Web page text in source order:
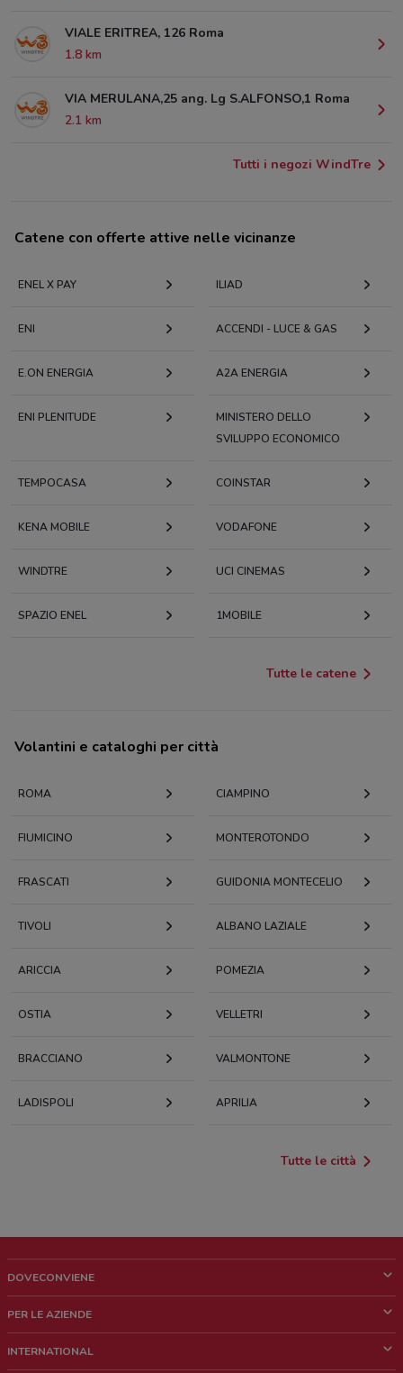
VIALE ERITREA, 126 Roma
1.8 km
VIA MERULANA,25 ang. Lg S.ALFONSO,1 Roma
2.1 km
Tutti i negozi WindTre
Catene con offerte attive nelle vicinanze
ENEL X PAY ILIAD
ENI ACCENDI - LUCE & GAS
E.ON ENERGIA A2A ENERGIA
ENI PLENITUDE
MINISTERO DELLO
SVILUPPO ECONOMICO
TEMPOCASA COINSTAR
KENA MOBILE VODAFONE
WINDTRE UCI CINEMAS
SPAZIO ENEL 1MOBILE
Tutte le catene
Volantini e cataloghi per città
ROMA CIAMPINO
FIUMICINO MONTEROTONDO
FRASCATI GUIDONIA MONTECELIO
TIVOLI ALBANO LAZIALE
ARICCIA POMEZIA
OSTIA VELLETRI
BRACCIANO VALMONTONE
LADISPOLI APRILIA
Tutte le città
DOVECONVIENE
Chi siamo
PER LE AZIENDE
INTERNATIONAL